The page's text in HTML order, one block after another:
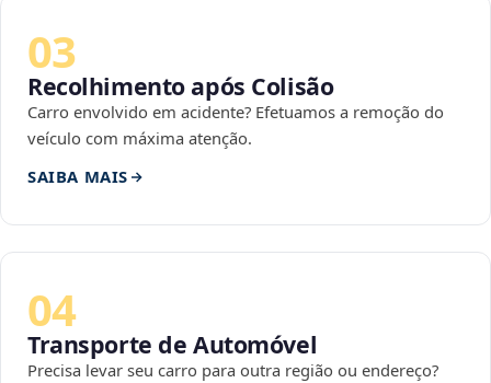
03
Recolhimento após Colisão
Carro envolvido em acidente? Efetuamos a remoção do
veículo com máxima atenção.
SAIBA MAIS
04
Transporte de Automóvel
Precisa levar seu carro para outra região ou endereço?